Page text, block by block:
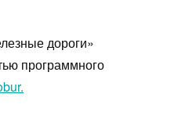
дороги»
программного